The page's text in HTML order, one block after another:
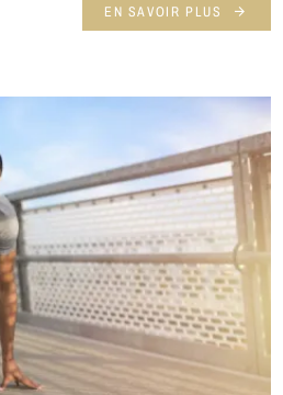
EN SAVOIR PLUS